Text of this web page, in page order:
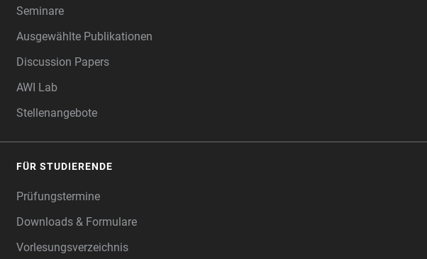
Seminare
Ausgewählte Publikationen
Discussion Papers
AWI Lab
Stellenangebote
FÜR STUDIERENDE
Prüfungstermine
Downloads & Formulare
Vorlesungsverzeichnis